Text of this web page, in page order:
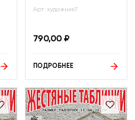
Арт: художник7
790,00 ₽
ПОДРОБНЕЕ